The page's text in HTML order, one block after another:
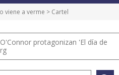
viene a verme > Cartel
protagonizan 'El día de